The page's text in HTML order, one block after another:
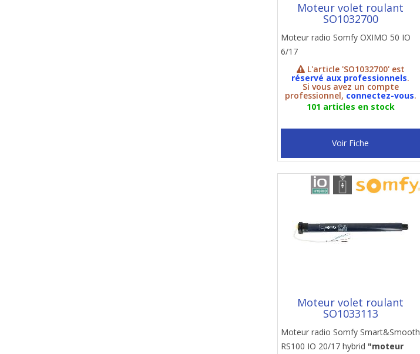
Moteur volet roulant
SO1032700
Moteur radio Somfy OXIMO 50 IO
6/17
L'article 'SO1032700' est
réservé aux professionnels.
Si vous avez un compte
professionnel, connectez-vous.
101 articles en stock
Voir Fiche
Moteur volet roulant
SO1033113
Moteur radio Somfy Smart&Smooth
RS100 IO 20/17 hybrid "moteur